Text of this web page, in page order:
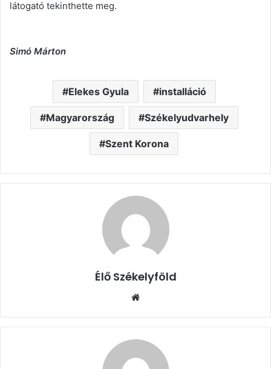
látogató tekinthette meg.
Simó Márton
Elekes Gyula installáció
Magyarország Székelyudvarhely
Szent Korona
Élő Székelyföld